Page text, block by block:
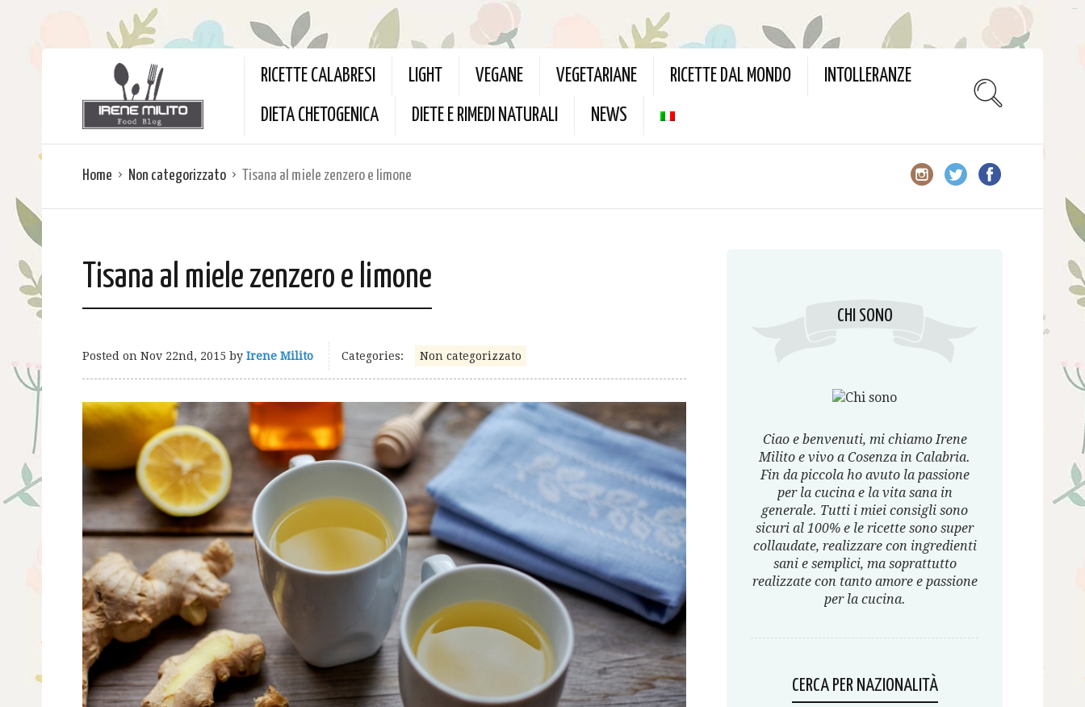
RICETTE CALABRESI LIGHT VEGANE VEGETARIANE RICETTE DAL MONDO INTOLLERANZE
DIETA CHETOGENICA DIETE E RIMEDI NATURALI NEWS
Home Non categorizzato Tisana al miele zenzero e limone
Tisana al miele zenzero e limone
Posted on Nov 22nd, 2015 by Irene Milito Categories: Non categorizzato
CHI SONO
Ciao e benvenuti, mi chiamo Irene
Milito e vivo a Cosenza in Calabria.
Fin da piccola ho avuto la passione
per la cucina e la vita sana in
generale. Tutti i miei consigli sono
sicuri al 100% e le ricette sono super
collaudate, realizzare con ingredienti
sani e semplici, ma soprattutto
realizzate con tanto amore e passione
per la cucina.
CERCA PER NAZIONALITÀ